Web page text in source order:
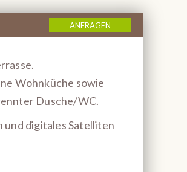
ANFRAGEN
Wohnküche sowie
Dusche/WC.
digitales Satelliten